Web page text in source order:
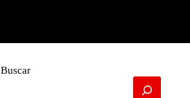
Buscar